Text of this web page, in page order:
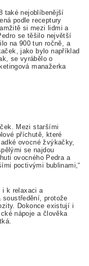
také nejoblíbenější
podle receptury
si mezi lidmi a
se těšilo největší
na 900 tun ročně, a
jako bylo například
se vyrábělo o
manažerka
Mezi staršími
příchutě, které
ovocné žvýkačky,
se najdou
ovocného Pedra a
poctivými bublinami,“
i k relaxaci a
soustředění, protože
Dokonce existují i
nápoje a člověka